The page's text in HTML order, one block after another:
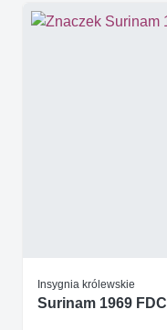
Insygnia królewskie
Surinam 1969 FDC